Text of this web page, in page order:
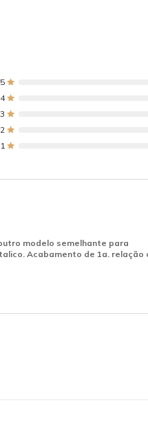
5
4
3
2
1
modelo semelhante para
Acabamento de 1a. relação